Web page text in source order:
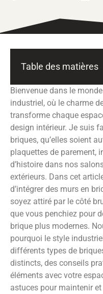
Table des matières
Bienvenue dans le
industriel, où le charme
transforme chaque
design intérieur. Je suis
briques, qu’elles soient
plaquettes de parement,
d’histoire dans nos
extérieurs. Dans cet
d’intégrer des murs en
soyez attiré par le côté
que vous penchiez pour
brique plus modernes.
pourquoi le style
différents types de
distincts, des conseils
éléments avec votre
astuces pour maintenir